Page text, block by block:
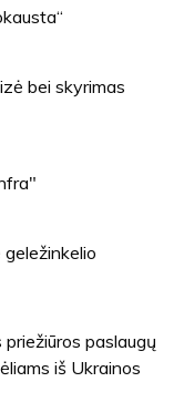
bei skyrimas
paslaugų
iš Ukrainos